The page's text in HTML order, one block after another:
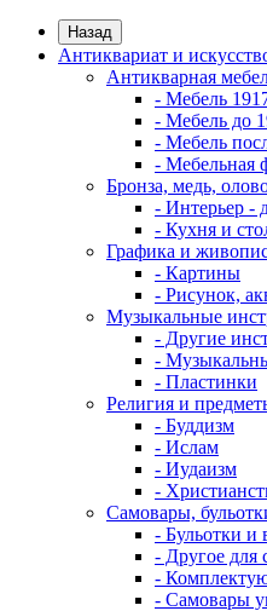
Назад
Антиквариат и
Антикварная
- Мебель
- Мебель до
- Мебель
- Мебельная
Бронза, медь,
- Интерьер -
- Кухня и
Графика и
- Картины
- Рисунок,
Музыкальные
- Другие
-
- Пластинки
Религия и
- Буддизм
- Ислам
- Иудаизм
-
Самовары,
- Бульотки и
- Другое для
-
- Самовары